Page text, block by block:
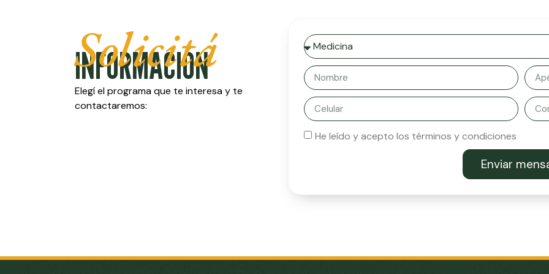
Solicitá
INFORMACIÓN
Elegí el programa que te interesa y te
contactaremos:
He leído y acepto los términos y condiciones
Enviar